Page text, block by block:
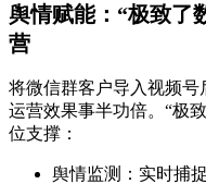
舆情赋能：“极致了
营
将微信群客户导入视频号
运营效果事半功倍。“极
位支撑：
舆情监测：实时捕